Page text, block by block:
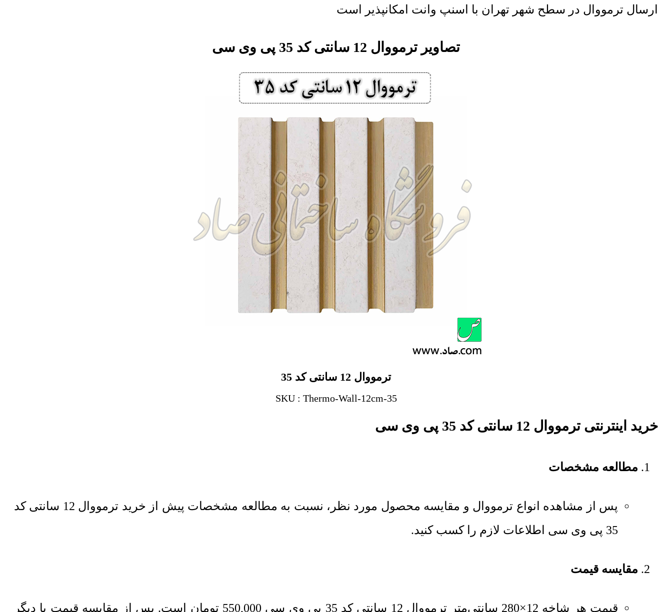
ارسال ترمووال در سطح شهر تهران با اسنپ وانت امکانپذیر است
تصاویر ترمووال 12 سانتی کد 35 پی وی سی
ترمووال 12 سانتی کد 35
SKU : Thermo-Wall-12cm-35
خرید اینترنتی ترمووال 12 سانتی کد 35 پی وی سی
مطالعه مشخصات
پس از مشاهده انواع ترمووال و مقایسه محصول مورد نظر، نسبت به مطالعه مشخصات پیش از خرید ترمووال 12 سانتی کد
35 پی وی سی اطلاعات لازم را کسب کنید.
مقایسه قیمت
قیمت هر شاخه 12×280 سانتی‌متر ترمووال 12 سانتی کد 35 پی وی سی 550,000 تومان است. پس از مقایسه قیمت با دیگر